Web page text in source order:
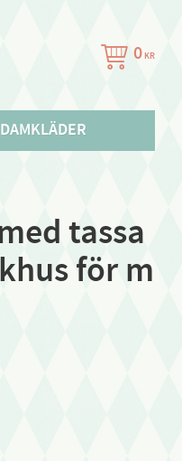
0 KR
DAMKLÄDER
tassa
för m